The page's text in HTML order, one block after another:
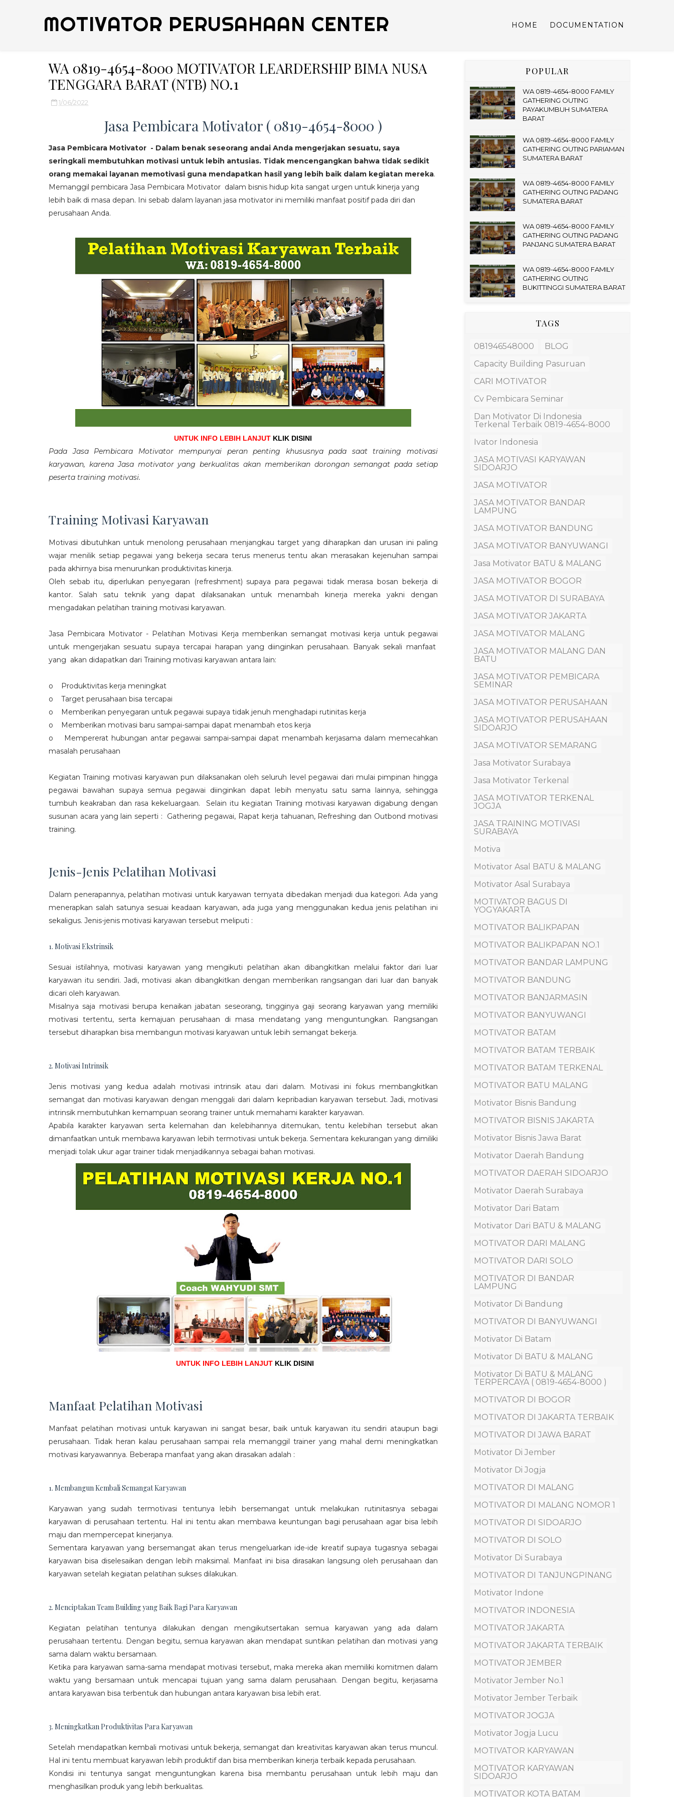
MOTIVATOR PERUSAHAAN CENTER HOME DOCUMENTATION
WA 0819-4654-8000 MOTIVATOR LEARDERSHIP BIMA NUSA
TENGGARA BARAT (NTB) NO.1
1/06/2022
Jasa Pembicara Motivator ( 0819-4654-8000 )
Jasa Pembicara Motivator - Dalam benak seseorang andai Anda mengerjakan sesuatu, saya
seringkali membutuhkan motivasi untuk lebih antusias. Tidak mencengangkan bahwa tidak sedikit
orang memakai layanan memotivasi guna mendapatkan hasil yang lebih baik dalam kegiatan mereka.
Memanggil pembicara Jasa Pembicara Motivator dalam bisnis hidup kita sangat urgen untuk kinerja yang
lebih baik di masa depan. Ini sebab dalam layanan jasa motivator ini memiliki manfaat positif pada diri dan
perusahaan Anda.
UNTUK INFO LEBIH LANJUT KLIK DISINI
Pada Jasa Pembicara Motivator mempunyai peran penting khususnya pada saat training motivasi
karyawan, karena Jasa motivator yang berkualitas akan memberikan dorongan semangat pada setiap
peserta training motivasi.
Training Motivasi Karyawan
Motivasi dibutuhkan untuk menolong perusahaan menjangkau target yang diharapkan dan urusan ini paling
wajar menilik setiap pegawai yang bekerja secara terus menerus tentu akan merasakan kejenuhan sampai
pada akhirnya bisa menurunkan produktivitas kinerja.
Oleh sebab itu, diperlukan penyegaran (refreshment) supaya para pegawai tidak merasa bosan bekerja di
kantor. Salah satu teknik yang dapat dilaksanakan untuk menambah kinerja mereka yakni dengan
mengadakan pelatihan training motivasi karyawan.
Jasa Pembicara Motivator - Pelatihan Motivasi Kerja memberikan semangat motivasi kerja untuk pegawai
untuk mengerjakan sesuatu supaya tercapai harapan yang diinginkan perusahaan. Banyak sekali manfaat
yang akan didapatkan dari Training motivasi karyawan antara lain:
o Produktivitas kerja meningkat
o Target perusahaan bisa tercapai
o Memberikan penyegaran untuk pegawai supaya tidak jenuh menghadapi rutinitas kerja
o Memberikan motivasi baru sampai-sampai dapat menambah etos kerja
o Mempererat hubungan antar pegawai sampai-sampai dapat menambah kerjasama dalam memecahkan
masalah perusahaan
Kegiatan Training motivasi karyawan pun dilaksanakan oleh seluruh level pegawai dari mulai pimpinan hingga
pegawai bawahan supaya semua pegawai diinginkan dapat lebih menyatu satu sama lainnya, sehingga
tumbuh keakraban dan rasa kekeluargaan. Selain itu kegiatan Training motivasi karyawan digabung dengan
susunan acara yang lain seperti : Gathering pegawai, Rapat kerja tahuanan, Refreshing dan Outbond motivasi
training.
Jenis-Jenis Pelatihan Motivasi
Dalam penerapannya, pelatihan motivasi untuk karyawan ternyata dibedakan menjadi dua kategori. Ada yang
menerapkan salah satunya sesuai keadaan karyawan, ada juga yang menggunakan kedua jenis pelatihan ini
sekaligus. Jenis-jenis motivasi karyawan tersebut meliputi :
1. Motivasi Ekstrinsik
Sesuai istilahnya, motivasi karyawan yang mengikuti pelatihan akan dibangkitkan melalui faktor dari luar
karyawan itu sendiri. Jadi, motivasi akan dibangkitkan dengan memberikan rangsangan dari luar dan banyak
dicari oleh karyawan.
Misalnya saja motivasi berupa kenaikan jabatan seseorang, tingginya gaji seorang karyawan yang memiliki
motivasi tertentu, serta kemajuan perusahaan di masa mendatang yang menguntungkan. Rangsangan
tersebut diharapkan bisa membangun motivasi karyawan untuk lebih semangat bekerja.
2. Motivasi Intrinsik
Jenis motivasi yang kedua adalah motivasi intrinsik atau dari dalam. Motivasi ini fokus membangkitkan
semangat dan motivasi karyawan dengan menggali dari dalam kepribadian karyawan tersebut. Jadi, motivasi
intrinsik membutuhkan kemampuan seorang trainer untuk memahami karakter karyawan.
Apabila karakter karyawan serta kelemahan dan kelebihannya ditemukan, tentu kelebihan tersebut akan
dimanfaatkan untuk membawa karyawan lebih termotivasi untuk bekerja. Sementara kekurangan yang dimiliki
menjadi tolak ukur agar trainer tidak menjadikannya sebagai bahan motivasi.
UNTUK INFO LEBIH LANJUT KLIK DISINI
Manfaat Pelatihan Motivasi
Manfaat pelatihan motivasi untuk karyawan ini sangat besar, baik untuk karyawan itu sendiri ataupun bagi
perusahaan. Tidak heran kalau perusahaan sampai rela memanggil trainer yang mahal demi meningkatkan
motivasi karyawannya. Beberapa manfaat yang akan dirasakan adalah :
1. Membangun Kembali Semangat Karyawan
Karyawan yang sudah termotivasi tentunya lebih bersemangat untuk melakukan rutinitasnya sebagai
karyawan di perusahaan tertentu. Hal ini tentu akan membawa keuntungan bagi perusahaan agar bisa lebih
maju dan mempercepat kinerjanya.
Sementara karyawan yang bersemangat akan terus mengeluarkan ide-ide kreatif supaya tugasnya sebagai
karyawan bisa diselesaikan dengan lebih maksimal. Manfaat ini bisa dirasakan langsung oleh perusahaan dan
karyawan setelah kegiatan pelatihan sukses dilakukan.
2. Menciptakan Team Building yang Baik Bagi Para Karyawan
Kegiatan pelatihan tentunya dilakukan dengan mengikutsertakan semua karyawan yang ada dalam
perusahaan tertentu. Dengan begitu, semua karyawan akan mendapat suntikan pelatihan dan motivasi yang
sama dalam waktu bersamaan.
Ketika para karyawan sama-sama mendapat motivasi tersebut, maka mereka akan memiliki komitmen dalam
waktu yang bersamaan untuk mencapai tujuan yang sama dalam perusahaan. Dengan begitu, kerjasama
antara karyawan bisa terbentuk dan hubungan antara karyawan bisa lebih erat.
3. Meningkatkan Produktivitas Para Karyawan
Setelah mendapatkan kembali motivasi untuk bekerja, semangat dan kreativitas karyawan akan terus muncul.
Hal ini tentu membuat karyawan lebih produktif dan bisa memberikan kinerja terbaik kepada perusahaan.
Kondisi ini tentunya sangat menguntungkan karena bisa membantu perusahaan untuk lebih maju dan
menghasilkan produk yang lebih berkualitas.
POPULAR
WA 0819-4654-8000 FAMILY
GATHERING OUTING
PAYAKUMBUH SUMATERA
BARAT
WA 0819-4654-8000 FAMILY
GATHERING OUTING PARIAMAN
SUMATERA BARAT
WA 0819-4654-8000 FAMILY
GATHERING OUTING PADANG
SUMATERA BARAT
WA 0819-4654-8000 FAMILY
GATHERING OUTING PADANG
PANJANG SUMATERA BARAT
WA 0819-4654-8000 FAMILY
GATHERING OUTING
BUKITTINGGI SUMATERA BARAT
TAGS
081946548000
BLOG
Capacity Building Pasuruan
CARI MOTIVATOR
Cv Pembicara Seminar
Dan Motivator Di Indonesia
Terkenal Terbaik 0819-4654-8000
Ivator Indonesia
JASA MOTIVASI KARYAWAN
SIDOARJO
JASA MOTIVATOR
JASA MOTIVATOR BANDAR
LAMPUNG
JASA MOTIVATOR BANDUNG
JASA MOTIVATOR BANYUWANGI
Jasa Motivator BATU & MALANG
JASA MOTIVATOR BOGOR
JASA MOTIVATOR DI SURABAYA
JASA MOTIVATOR JAKARTA
JASA MOTIVATOR MALANG
JASA MOTIVATOR MALANG DAN
BATU
JASA MOTIVATOR PEMBICARA
SEMINAR
JASA MOTIVATOR PERUSAHAAN
JASA MOTIVATOR PERUSAHAAN
SIDOARJO
JASA MOTIVATOR SEMARANG
Jasa Motivator Surabaya
Jasa Motivator Terkenal
JASA MOTIVATOR TERKENAL
JOGJA
JASA TRAINING MOTIVASI
SURABAYA
Motiva
Motivator Asal BATU & MALANG
Motivator Asal Surabaya
MOTIVATOR BAGUS DI
YOGYAKARTA
MOTIVATOR BALIKPAPAN
MOTIVATOR BALIKPAPAN NO.1
MOTIVATOR BANDAR LAMPUNG
MOTIVATOR BANDUNG
MOTIVATOR BANJARMASIN
MOTIVATOR BANYUWANGI
MOTIVATOR BATAM
MOTIVATOR BATAM TERBAIK
MOTIVATOR BATAM TERKENAL
MOTIVATOR BATU MALANG
Motivator Bisnis Bandung
MOTIVATOR BISNIS JAKARTA
Motivator Bisnis Jawa Barat
Motivator Daerah Bandung
MOTIVATOR DAERAH SIDOARJO
Motivator Daerah Surabaya
Motivator Dari Batam
Motivator Dari BATU & MALANG
MOTIVATOR DARI MALANG
MOTIVATOR DARI SOLO
MOTIVATOR DI BANDAR
LAMPUNG
Motivator Di Bandung
MOTIVATOR DI BANYUWANGI
Motivator Di Batam
Motivator Di BATU & MALANG
Motivator Di BATU & MALANG
TERPERCAYA ( 0819-4654-8000 )
MOTIVATOR DI BOGOR
MOTIVATOR DI JAKARTA TERBAIK
MOTIVATOR DI JAWA BARAT
Motivator Di Jember
Motivator Di Jogja
MOTIVATOR DI MALANG
MOTIVATOR DI MALANG NOMOR 1
MOTIVATOR DI SIDOARJO
MOTIVATOR DI SOLO
Motivator Di Surabaya
MOTIVATOR DI TANJUNGPINANG
Motivator Indone
MOTIVATOR INDONESIA
MOTIVATOR JAKARTA
MOTIVATOR JAKARTA TERBAIK
MOTIVATOR JEMBER
Motivator Jember No.1
Motivator Jember Terbaik
MOTIVATOR JOGJA
Motivator Jogja Lucu
MOTIVATOR KARYAWAN
MOTIVATOR KARYAWAN
SIDOARJO
MOTIVATOR KOTA BATAM